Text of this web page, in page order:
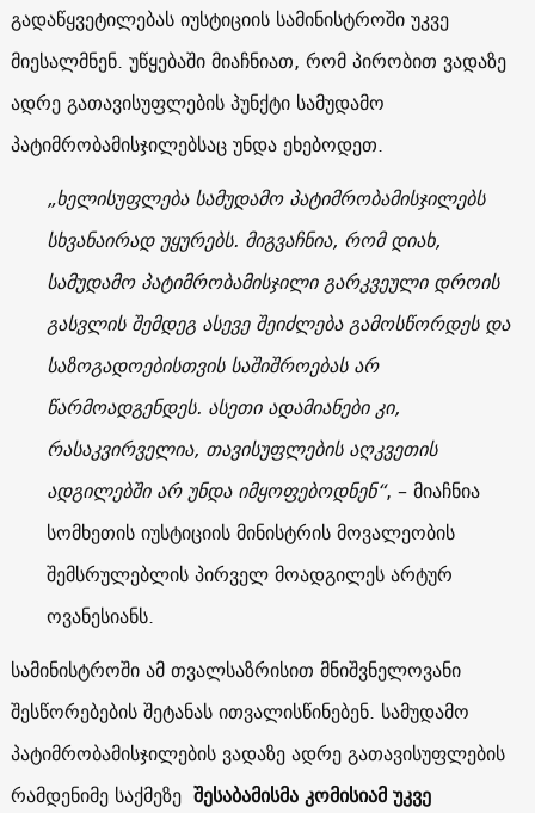
გადაწყვეტილებას იუსტიციის სამინისტროში უკვე
მიესალმნენ. უწყებაში მიაჩნიათ, რომ პირობით ვადაზე
ადრე გათავისუფლების პუნქტი სამუდამო
პატიმრობამისჯილებსაც უნდა ეხებოდეთ.
„ხელისუფლება სამუდამო პატიმრობამისჯილებს
სხვანაირად უყურებს. მიგვაჩნია, რომ დიახ,
სამუდამო პატიმრობამისჯილი გარკვეული დროის
გასვლის შემდეგ ასევე შეიძლება გამოსწორდეს და
საზოგადოებისთვის საშიშროებას არ
წარმოადგენდეს. ასეთი ადამიანები კი,
რასაკვირველია, თავისუფლების აღკვეთის
ადგილებში არ უნდა იმყოფებოდნენ“, – მიაჩნია
სომხეთის იუსტიციის მინისტრის მოვალეობის
შემსრულებლის პირველ მოადგილეს არტურ
ოვანესიანს.
სამინისტროში ამ თვალსაზრისით მნიშვნელოვანი
შესწორებების შეტანას ითვალისწინებენ. სამუდამო
პატიმრობამისჯილების ვადაზე ადრე გათავისუფლების
რამდენიმე საქმეზე შესაბამისმა კომისიამ უკვე